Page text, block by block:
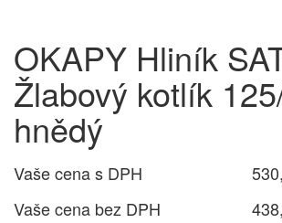
OKAPY Hliník
Žlabový kotlík
hnědý
Vaše cena s DPH
Vaše cena bez DPH